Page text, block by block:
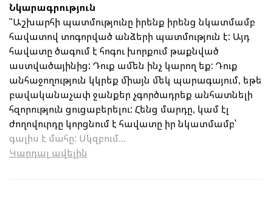
Նկարագրություն
"Աշխարհի պատմությունը իրենք իրենց նկատմամբ
հավատով տոգորված անձերի պատմություն է: Այդ
հավատը ծագում է հոգու խորքում թաքնված
աստվածայինից: Դուք ամեն ինչ կարող եք: Դուք
անհաջողություն կկրեք միայն մեկ պարագայում, եթե
բավականաչափ ջանքեր չգործադրեք անհատնելի
հզորություն ցուցաբերելու: Հենց մարդը, կամ էլ
ժողովուրդը կորցնում է հավատը իր նկատմամբ՝
գալիս է մահը: Սկզբում...
Կարդալ ավելին